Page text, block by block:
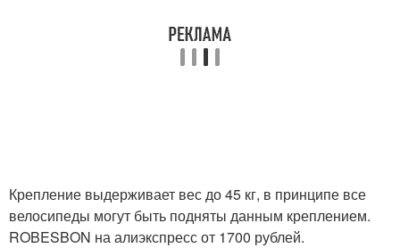
Крепление выдерживает вес до 45 кг, в принципе все
велосипеды могут быть подняты данным креплением.
ROBESBON на алиэкспресс от 1700 рублей.